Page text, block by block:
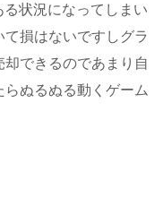
状況になってしまい
損はないですしグラ
できるのであまり自
ぬるぬる動くゲーム